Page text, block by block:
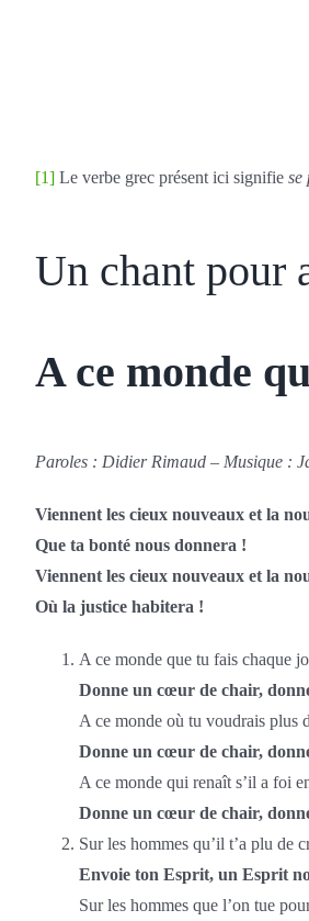
[1]Le verbe grec présent ici signifie se
Un chant pour
A ce monde
Paroles : Didier Rimaud – Musique :
Viennent les cieux nouveaux et la
Que ta bonté nous donnera !
Viennent les cieux nouveaux et la
Où la justice habitera !
A ce monde que tu fais chaque
Donne un cœur de chair,
A ce monde où tu voudrais plus
Donne un cœur de chair,
A ce monde qui renaît s’il a foi
Donne un cœur de chair,
Sur les hommes qu’il t’a plu de
Envoie ton Esprit, un Esprit
Sur les hommes que l’on tue